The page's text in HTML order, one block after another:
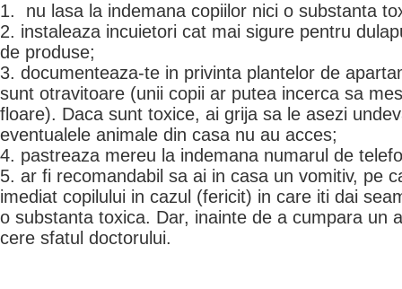
1. nu lasa la indemana copiilor nici o substanta
2. instaleaza incuietori cat mai sigure pentru
de produse;
3. documenteaza-te in privinta plantelor de
sunt otravitoare (unii copii ar putea incerca sa
floare). Daca sunt toxice, ai grija sa le asezi
eventualele animale din casa nu au acces;
4. pastreaza mereu la indemana numarul de
5. ar fi recomandabil sa ai in casa un vomitiv, pe
imediat copilului in cazul (fericit) in care iti dai
o substanta toxica. Dar, inainte de a cumpara un
cere sfatul doctorului.